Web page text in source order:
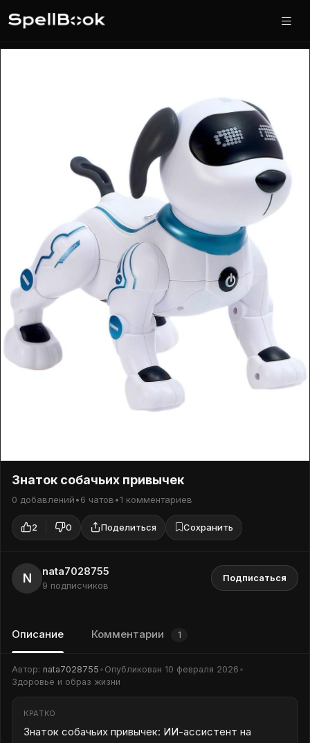
Знаток собачьих привычек
0 добавлений•6 чатов•1 комментариев
2 0 Поделиться Сохранить
N nata7028755
9 подписчиков
Подписаться
Описание Комментарии 1
Автор: nata7028755 • Опубликован 10 февраля 2026 •
Здоровье и образ жизни
КРАТКО
Знаток собачьих привычек: ИИ-ассистент на